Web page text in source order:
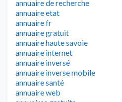
annuaire de recherche
annuaire etat
annuaire fr
annuaire gratuit
annuaire haute savoie
annuaire internet
annuaire inversé
annuaire inverse mobile
annuaire santé
annuaire web